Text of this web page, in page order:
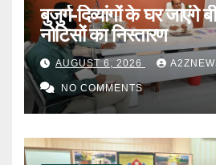
बुजुर्ग-दिव्यांगों के घर जाएंगे
नोटिसों का निस्तारण
AUGUST 6, 2026
NO COMMENTS